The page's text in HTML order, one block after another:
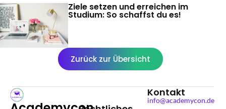
Ziele setzen und erreichen im
Studium: So schaffst du es!
Zurück zur Übersicht
Kontakt
info@academycon.de